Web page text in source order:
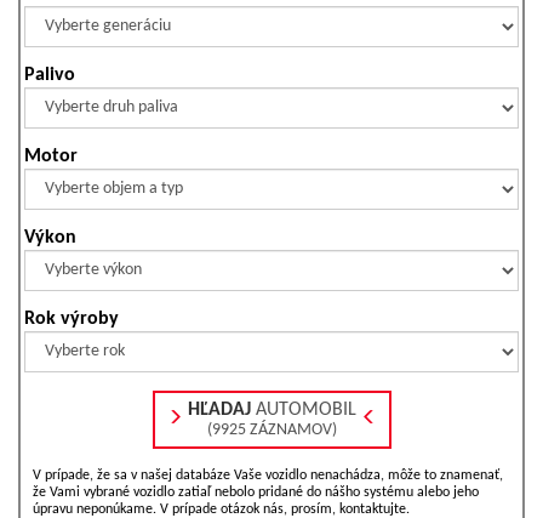
Palivo
Motor
Výkon
Rok výroby
HĽADAJAUTOMOBIL
(9925 ZÁZNAMOV)
V prípade, že sa v našej databáze Vaše vozidlo nenachádza, môže to znamenať,
že Vami vybrané vozidlo zatiaľ nebolo pridané do nášho systému alebo jeho
úpravu neponúkame. V prípade otázok nás, prosím, kontaktujte.